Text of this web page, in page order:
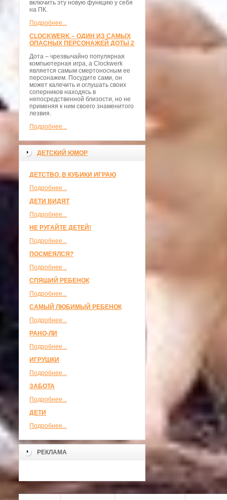
включить эту новую функцию у себя
на ПК.
Подробнее...
CLOCKWERK – ОДИН ИЗ САМЫХ
ОПАСНЫХ ПЕРСОНАЖЕЙ ДОТЫ 2
Дота – чрезвычайно популярная
компьютерная игра, а Clockwerk
является самым смертоносным ее
персонажем. Посудите сами, он
может калечить и оглушать своих
соперников находясь в
непосредственной близости, но не
применяя к ним своего знаменитого
лезвия.
Подробнее...
ДЕТСКИЙ ЮМОР
ДЕТСТВО, В КУБИКИ ИГРАЮ
Подробнее...
ДЕТИ ВИДЯТ
Подробнее...
НЕ РУГАЙТЕ ДЕТЕЙ!
Подробнее...
ПОСМЕЯЛСЯ?
Подробнее...
СПЯЩИЙ РЕБЕНОК
Подробнее...
САМЫЙ ЛЮБИМЫЙ РЕБЕНОК
Подробнее...
РАНО-ЛИ
Подробнее...
ИГРУШКИ
Подробнее...
ЗАБОТА
Подробнее...
ДЕТИ
Подробнее...
РЕКЛАМА